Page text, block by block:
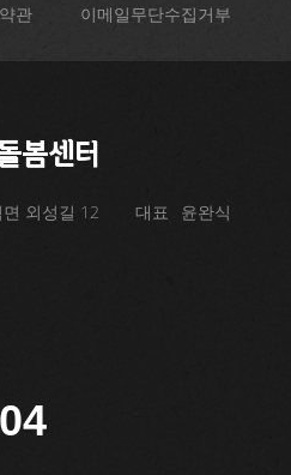
관 이메일무단수집거부
봄센터
외성길 12 대표
윤완식